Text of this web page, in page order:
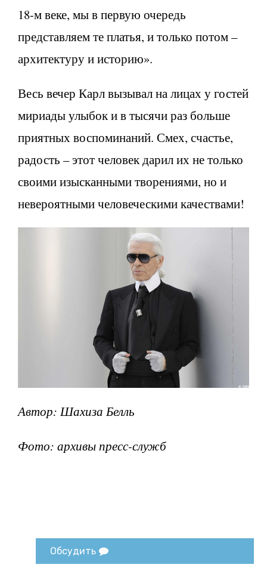
18-м веке, мы в первую очередь
представляем те платья, и только потом –
архитектуру и историю».
Весь вечер Карл вызывал на лицах у гостей
мириады улыбок и в тысячи раз больше
приятных воспоминаний. Смех, счастье,
радость – этот человек дарил их не только
своими изысканными творениями, но и
невероятными человеческими качествами!
Автор: Шахиза Белль
Фото: архивы пресс-служб
Обсудить